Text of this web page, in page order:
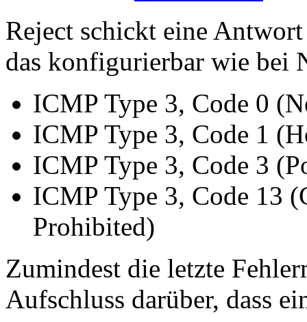
Reject schickt eine
das konfigurierbar wie bei
ICMP Type 3, Code 0
ICMP Type 3, Code 1
ICMP Type 3, Code 3
ICMP Type 3, Code 13
Prohibited)
Zumindest die letzte
Aufschluss darüber, dass